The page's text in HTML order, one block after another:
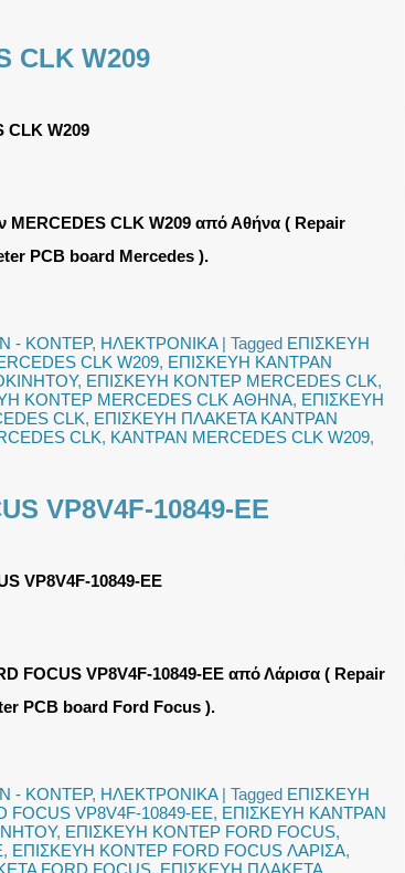
CLK W209
W209
MERCEDES CLK W209 από Αθήνα ( Repair
PCB board Mercedes ).
- ΚΟΝΤΕΡ, ΗΛΕΚΤΡΟΝΙΚΑ| Tagged ΕΠΙΣΚΕΥΗ
CLK W209, ΕΠΙΣΚΕΥΗ ΚΑΝΤΡΑΝ
, ΕΠΙΣΚΕΥΗ ΚΟΝΤΕΡ MERCEDES CLK,
ΚΟΝΤΕΡ MERCEDES CLK ΑΘΗΝΑ, ΕΠΙΣΚΕΥΗ
CLK, ΕΠΙΣΚΕΥΗ ΠΛΑΚΕΤΑ ΚΑΝΤΡΑΝ
CLK, ΚΑΝΤΡΑΝ MERCEDES CLK W209,
VP8V4F-10849-EE
VP8V4F-10849-EE
FOCUS VP8V4F-10849-EE από Λάρισα ( Repair
PCB board Ford Focus ).
- ΚΟΝΤΕΡ, ΗΛΕΚΤΡΟΝΙΚΑ| Tagged ΕΠΙΣΚΕΥΗ
VP8V4F-10849-EE, ΕΠΙΣΚΕΥΗ ΚΑΝΤΡΑΝ
, ΕΠΙΣΚΕΥΗ ΚΟΝΤΕΡ FORD FOCUS,
, ΕΠΙΣΚΕΥΗ ΚΟΝΤΕΡ FORD FOCUS ΛΑΡΙΣΑ,
FORD FOCUS, ΕΠΙΣΚΕΥΗ ΠΛΑΚΕΤΑ